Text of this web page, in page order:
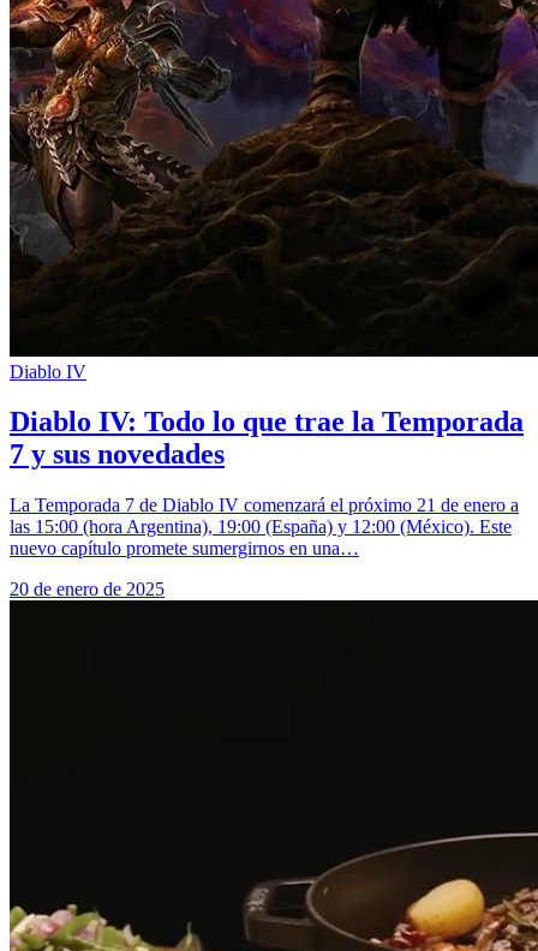
Diablo IV
Diablo IV: Todo lo que trae la Temporada
7 y sus novedades
La Temporada 7 de Diablo IV comenzará el próximo 21 de enero a
las 15:00 (hora Argentina), 19:00 (España) y 12:00 (México). Este
nuevo capítulo promete sumergirnos en una…
20 de enero de 2025